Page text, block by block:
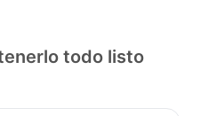
todo listo